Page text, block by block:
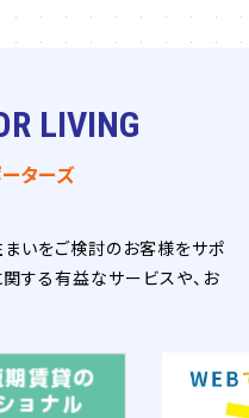
LIVING
ターズ
まいをご検討のお客様をサポ
する有益なサービスや、お